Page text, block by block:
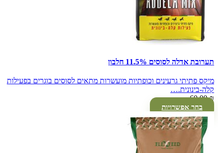
תערובת אדלה לסוסים 11.5% חלבון
מיקס פתיתי גרעינים וכופתיות מועשרות מתאים לסוסים בוגרים בפעילות
קלה-בינונית.…
60.00₪
בחר אפשרויות